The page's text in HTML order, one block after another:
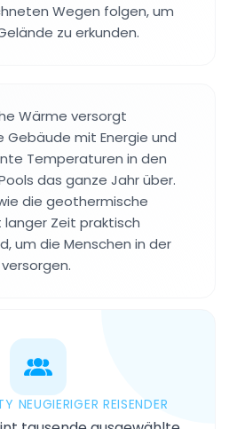
Wegen folgen, um
zu erkunden.
Wärme versorgt
Gebäude mit Energie und
Temperaturen in den
das ganze Jahr über.
die geothermische
langer Zeit praktisch
um die Menschen in der
NEUGIERIGER REISENDER